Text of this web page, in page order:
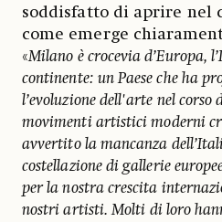
soddisfatto di aprire nel
come emerge
«Milano è crocevia d’Europa,
continente: un Paese che ha
l’evoluzione dell'arte nel corso
movimenti artistici moderni
avvertito la mancanza
costellazione di gallerie
per la nostra crescita
nostri artisti. Molti di loro